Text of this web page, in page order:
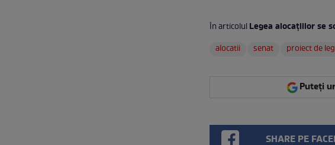
În articolulLegea alocațiilor se
alocatii
senat proiect de
Puteți
SHARE PE